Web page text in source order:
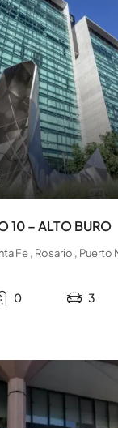
10 – ALTO BURO
Fe , Rosario ,
0 3